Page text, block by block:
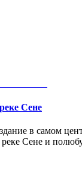
Сене
в самом
Сене и